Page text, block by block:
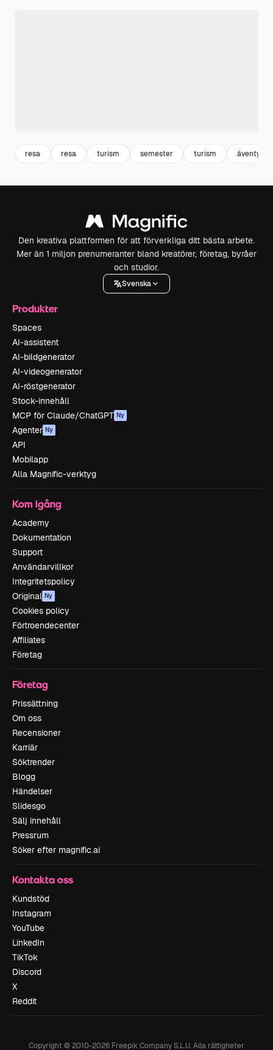
resa resa turism semester turism äventyr
Den kreativa plattformen för att förverkliga ditt bästa arbete.
Mer än 1 miljon prenumeranter bland kreatörer, företag, byråer
och studior.
Svenska
Produkter
Spaces
AI-assistent
AI-bildgenerator
AI-videogenerator
AI-röstgenerator
Stock-innehåll
MCP för Claude/ChatGPT Ny
Agenter Ny
API
Mobilapp
Alla Magnific-verktyg
Kom igång
Academy
Dokumentation
Support
Användarvillkor
Integritetspolicy
Original Ny
Cookies policy
Förtroendecenter
Affiliates
Företag
Företag
Prissättning
Om oss
Recensioner
Karriär
Söktrender
Blogg
Händelser
Slidesgo
Sälj innehåll
Pressrum
Söker efter magnific.ai
Kontakta oss
Kundstöd
Instagram
YouTube
LinkedIn
TikTok
Discord
X
Reddit
Copyright © 2010-2026 Freepik Company S.L.U.Alla rättigheter